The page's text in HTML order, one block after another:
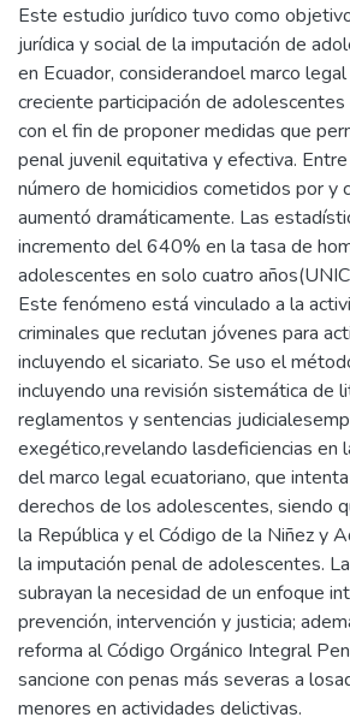
Este estudio jurídico tuvo como
jurídica y social de la imputación de
en Ecuador, considerandoel marco
creciente participación de
con el fin de proponer medidas que
penal juvenil equitativa y efectiva.
número de homicidios cometidos por y
aumentó dramáticamente. Las
incremento del 640% en la tasa de
adolescentes en solo cuatro
Este fenómeno está vinculado a la
criminales que reclutan jóvenes para
incluyendo el sicariato. Se uso el
incluyendo una revisión sistemática de
reglamentos y sentencias
exegético,revelando lasdeficiencias en
del marco legal ecuatoriano, que
derechos de los adolescentes, siendo
la República y el Código de la Niñez y
la imputación penal de adolescentes.
subrayan la necesidad de un enfoque
prevención, intervención y justicia;
reforma al Código Orgánico Integral
sancione con penas más severas a
menores en actividades delictivas.